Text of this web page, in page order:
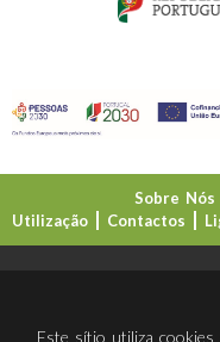
Sobre Nós
Utilização
Contactos
Este sítio utiliza